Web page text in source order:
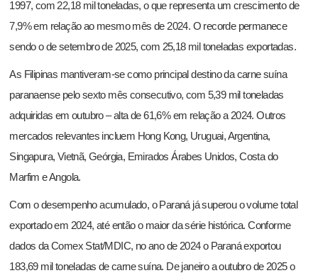
1997, com 22,18 mil toneladas, o que representa um crescimento de
7,9% em relação ao mesmo mês de 2024. O recorde permanece
sendo o de setembro de 2025, com 25,18 mil toneladas exportadas.
As Filipinas mantiveram-se como principal destino da carne suína
paranaense pelo sexto mês consecutivo, com 5,39 mil toneladas
adquiridas em outubro – alta de 61,6% em relação a 2024. Outros
mercados relevantes incluem Hong Kong, Uruguai, Argentina,
Singapura, Vietnã, Geórgia, Emirados Árabes Unidos, Costa do
Marfim e Angola.
Com o desempenho acumulado, o Paraná já superou o volume total
exportado em 2024, até então o maior da série histórica. Conforme
dados da Comex Stat/MDIC, no ano de 2024 o Paraná exportou
183,69 mil toneladas de carne suína. De janeiro a outubro de 2025 o